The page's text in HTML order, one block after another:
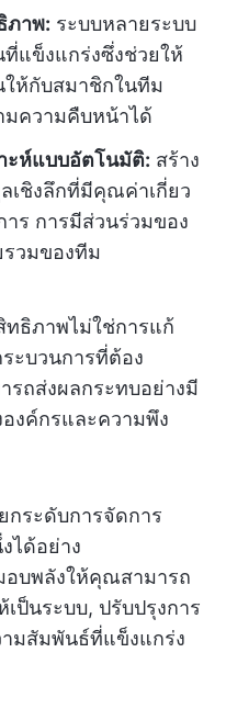
ภาพ: ระบบหลายระบบ
แข็งแกร่งซึ่งช่วยให้
ห้กับสมาชิกในทีม
ความคืบหน้าได้
ะห์แบบอัตโนมัติ: สร้าง
เชิงลึกที่มีคุณค่าเกี่ยว
ร การมีส่วนร่วมของ
วมของทีม
ธิภาพไม่ใช่การแก้
ะบวนการที่ต้อง
รถส่งผลกระทบอย่างมี
งค์กรและความพึง
กระดับการจัดการ
ได้อย่าง
อบพลังให้คุณสามารถ
ป็นระบบ, ปรับปรุงการ
มสัมพันธ์ที่แข็งแกร่ง